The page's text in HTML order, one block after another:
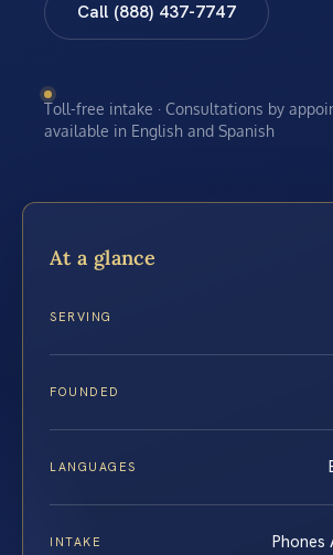
Call (888) 437-7747
Toll-free intake · Consultations by
available in English and Spanish
At a glance
SERVING
FOUNDED
LANGUAGES
INTAKE